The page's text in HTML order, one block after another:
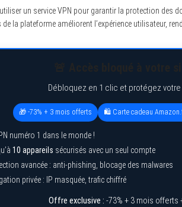
un service VPN pour garantir la protection des
la plateforme améliorent l’expérience utilisateur,
Débloquez en 1 clic et protégez
🎁 -73% + 3 mois offerts 🛍️ Carte cadeau
numéro 1 dans le monde !
10 appareils sécurisés avec un seul compte
avancée : anti-phishing, blocage des malwares
privée : IP masquée, trafic chiffré
Offre exclusive : -73% + 3 mois
a
c
h
o